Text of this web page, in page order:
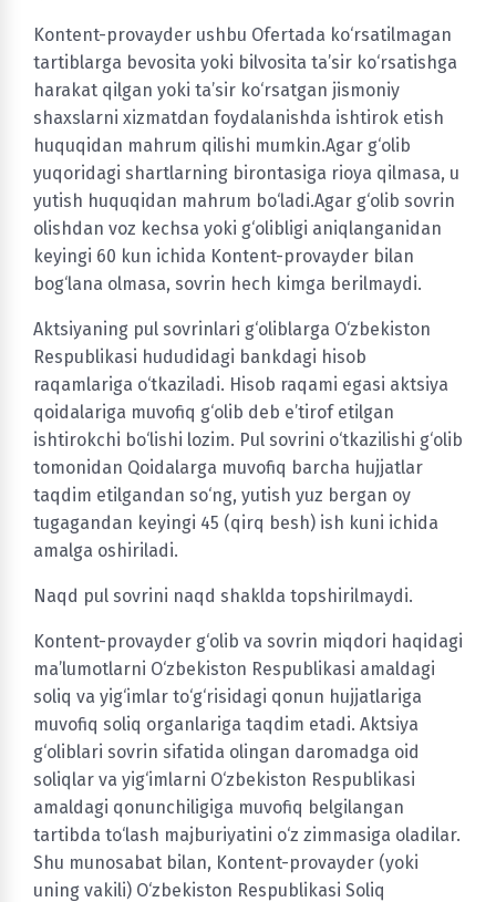
Kontent-provayder ushbu Ofertada ko‘rsatilmagan
tartiblarga bevosita yoki bilvosita ta’sir ko‘rsatishga
harakat qilgan yoki ta’sir ko‘rsatgan jismoniy
shaxslarni xizmatdan foydalanishda ishtirok etish
huquqidan mahrum qilishi mumkin.Agar g‘olib
yuqoridagi shartlarning birontasiga rioya qilmasa, u
yutish huquqidan mahrum bo‘ladi.Agar g‘olib sovrin
olishdan voz kechsa yoki g‘olibligi aniqlanganidan
keyingi 60 kun ichida Kontent-provayder bilan
bog‘lana olmasa, sovrin hech kimga berilmaydi.
Aktsiyaning pul sovrinlari g‘oliblarga O‘zbekiston
Respublikasi hududidagi bankdagi hisob
raqamlariga o‘tkaziladi. Hisob raqami egasi aktsiya
qoidalariga muvofiq g‘olib deb e’tirof etilgan
ishtirokchi bo‘lishi lozim. Pul sovrini o‘tkazilishi g‘olib
tomonidan Qoidalarga muvofiq barcha hujjatlar
taqdim etilgandan so‘ng, yutish yuz bergan oy
tugagandan keyingi 45 (qirq besh) ish kuni ichida
amalga oshiriladi.
Naqd pul sovrini naqd shaklda topshirilmaydi.
Kontent-provayder g‘olib va sovrin miqdori haqidagi
ma’lumotlarni O‘zbekiston Respublikasi amaldagi
soliq va yig‘imlar to‘g‘risidagi qonun hujjatlariga
muvofiq soliq organlariga taqdim etadi. Aktsiya
g‘oliblari sovrin sifatida olingan daromadga oid
soliqlar va yig‘imlarni O‘zbekiston Respublikasi
amaldagi qonunchiligiga muvofiq belgilangan
tartibda to‘lash majburiyatini o‘z zimmasiga oladilar.
Shu munosabat bilan, Kontent-provayder (yoki
uning vakili) O‘zbekiston Respublikasi Soliq